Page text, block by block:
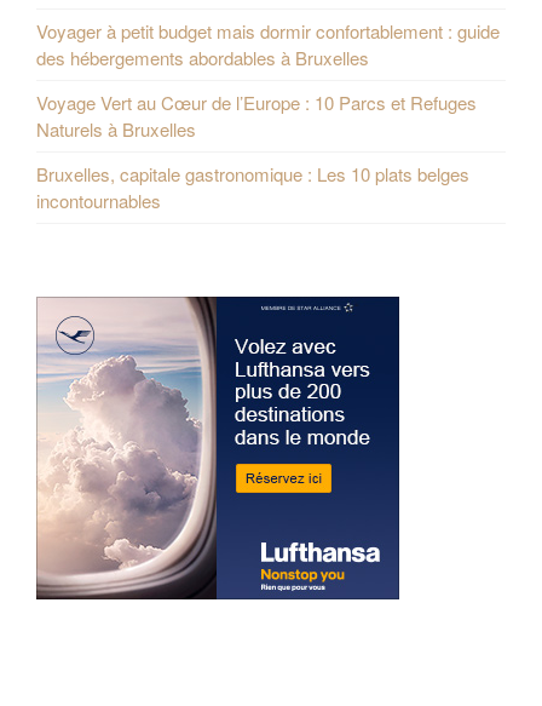
Voyager à petit budget mais dormir confortablement : guide
des hébergements abordables à Bruxelles
Voyage Vert au Cœur de l’Europe : 10 Parcs et Refuges
Naturels à Bruxelles
Bruxelles, capitale gastronomique : Les 10 plats belges
incontournables